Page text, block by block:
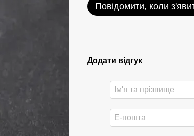
Повідомити, коли
Додати відгук